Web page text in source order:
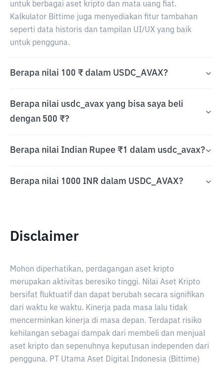
untuk berbagai aset kripto dan mata uang fiat.
Kalkulator Bittime juga menyediakan fitur tambahan
seperti data historis dan tampilan UI/UX yang baik
untuk pengguna.
Berapa nilai 100 ₹ dalam USDC_AVAX?
Berapa nilai usdc_avax yang bisa saya beli
dengan 500 ₹?
Berapa nilai Indian Rupee ₹1 dalam usdc_avax?
Berapa nilai 1000 INR dalam USDC_AVAX?
Disclaimer
Mohon diperhatikan, perdagangan aset kripto
merupakan aktivitas beresiko tinggi. Nilai Aset Kripto
bersifat fluktuatif dan dapat berubah secara signifikan
dari waktu ke waktu. Kinerja pada masa lalu tidak
mencerminkan kinerja di masa depan. Terdapat risiko
kehilangan sebagai dampak dari membeli dan menjual
aset kripto dan sepenuhnya keputusan independen dari
pengguna. PT Utama Aset Digital Indonesia (Bittime)